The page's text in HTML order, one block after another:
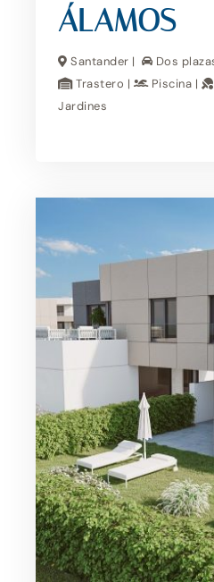
ÁLAMOS
Santander |
Dos
Trastero |
Piscina |
Jardines